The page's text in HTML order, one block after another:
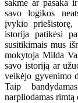
sakme ar pasaka
savo logikos
įvykio priešistorę,
istorija patikėsi
susitikimais mus
mokytoja Milda
savo istoriją ar
veikėjo gyvenimo
Taip
narpliodamas rimtą